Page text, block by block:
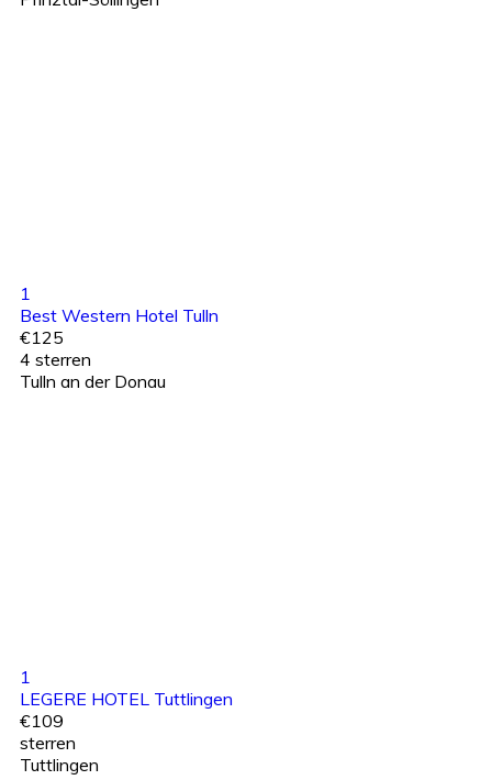
1
Best Western Hotel Tulln
€125
4 sterren
Tulln an der Donau
1
LEGERE HOTEL Tuttlingen
€109
sterren
Tuttlingen